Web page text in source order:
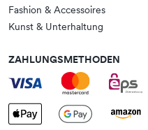
Fashion & Accessoires
Kunst & Unterhaltung
ZAHLUNGSMETHODEN